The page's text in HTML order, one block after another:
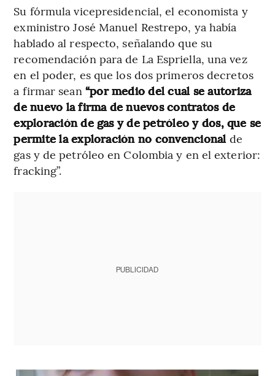
Su fórmula vicepresidencial, el economista y
exministro José Manuel Restrepo, ya había
hablado al respecto, señalando que su
recomendación para de La Espriella, una vez
en el poder, es que los dos primeros decretos
a firmar sean “por medio del cual se autoriza
de nuevo la firma de nuevos contratos de
exploración de gas y de petróleo y dos, que se
permite la exploración no convencional de
gas y de petróleo en Colombia y en el exterior:
fracking”.
PUBLICIDAD